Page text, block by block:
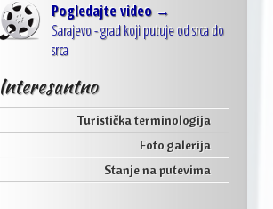
Pogledajte video →
Sarajevo - grad koji putuje od srca do
srca
Interesantno
Turistička terminologija
Foto galerija
Stanje na putevima